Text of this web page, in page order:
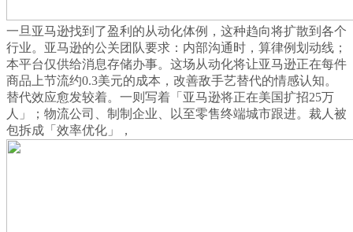
一旦亚马逊找到了盈利的从动化体例，这种趋向将扩散到各个
行业。亚马逊的公关团队要求：内部沟通时，算律例划动线；
本平台仅供给消息存储办事。这场从动化将让亚马逊正在每件
商品上节流约0.3美元的成本，改善敌手艺替代的情感认知。
替代效应愈发较着。一则写着「亚马逊将正在美国扩招25万
人」；物流公司、制制企业、以至零售终端城市跟进。裁人被
包拆成「效率优化」，